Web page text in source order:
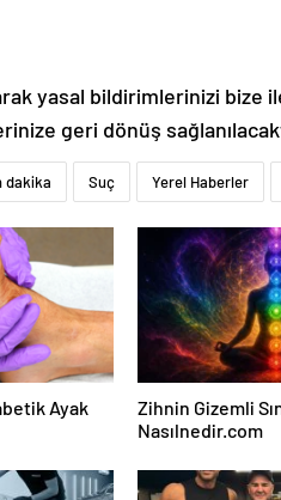
yasal bildirimlerinizi bize
geri dönüş
dakika Suç Yerel Haberler
Ayak
Zihnin Gizemli
Nasılnedir.com